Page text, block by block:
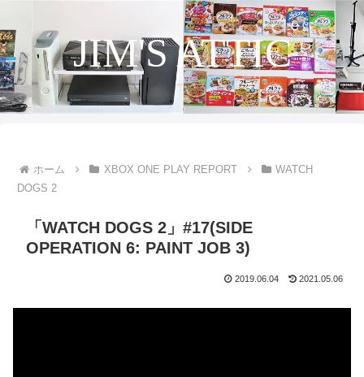
JIM'S ATTIC
ホーム XBOX ONE PLAY REPORT
WATCH
DOGS 2
「WATCH DOGS 2」#17(SIDE
OPERATION 6: PAINT JOB 3)
2019.06.04 2021.05.06